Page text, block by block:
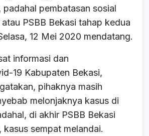
padahal pembatasan sosial
PSBB Bekasi tahap kedua
12 Mei 2020 mendatang.
informasi dan
19 Kabupaten Bekasi,
pihaknya masih
melonjaknya kasus di
di akhir PSBB Bekasi
sempat melandai.